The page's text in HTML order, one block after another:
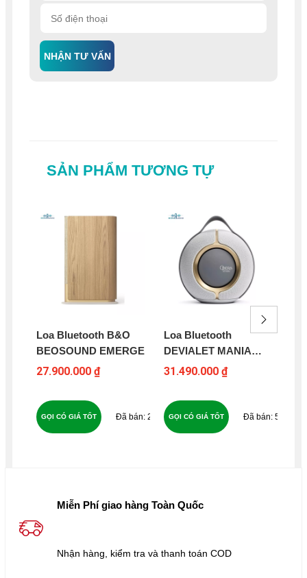
NHẬN TƯ VẤN
SẢN PHẨM TƯƠNG TỰ
Loa Bluetooth B&O
BEOSOUND EMERGE
27.900.000 ₫
25
GỌI CÓ GIÁ TỐT
Loa Bluetooth
DEVIALET MANIA
OPERA DE PARIS
31.490.000 ₫
58
GỌI CÓ GIÁ TỐT
Miễn Phí giao hàng Toàn Quốc
Nhận hàng, kiểm tra và thanh toán COD